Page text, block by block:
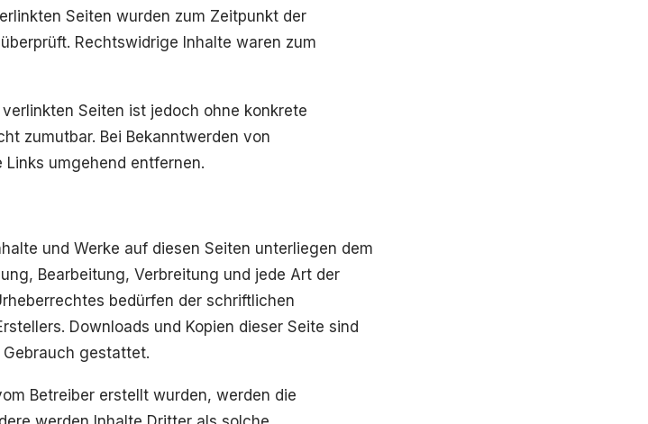
Seiten wurden zum Zeitpunkt der
Rechtswidrige Inhalte waren zum
Seiten ist jedoch ohne konkrete
zumutbar. Bei Bekanntwerden von
umgehend entfernen.
und Werke auf diesen Seiten unterliegen dem
Bearbeitung, Verbreitung und jede Art der
bedürfen der schriftlichen
Downloads und Kopien dieser Seite sind
gestattet.
Betreiber erstellt wurden, werden die